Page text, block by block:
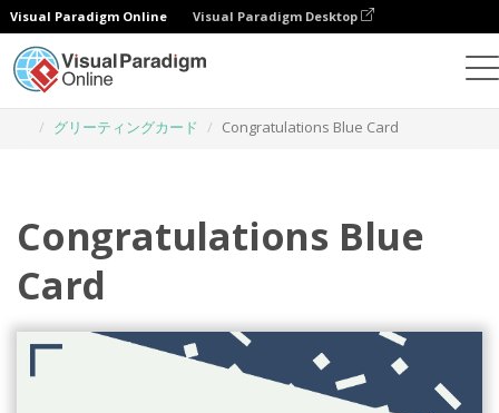
Visual Paradigm Online Visual Paradigm Desktop
グリーティングカード
Congratulations Blue Card
Congratulations Blue
Card